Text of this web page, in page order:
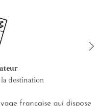
destination
française qui dispose